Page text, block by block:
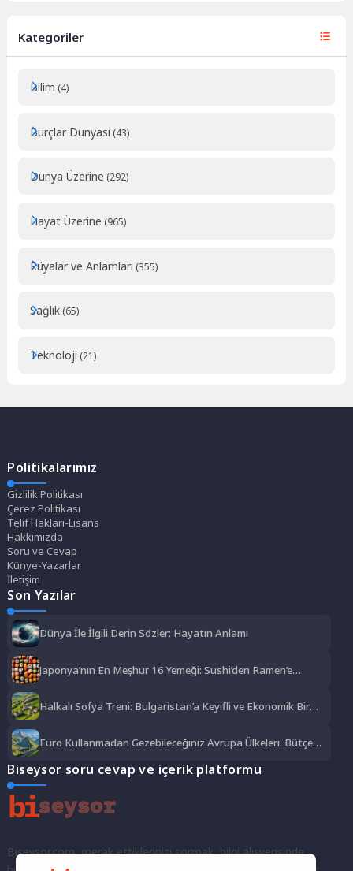
Kategoriler
Bilim (4)
Burçlar Dunyasi (43)
Dünya Üzerine (292)
Hayat Üzerine (965)
Rüyalar ve Anlamları (355)
Sağlık (65)
Teknoloji (21)
Politikalarımız
Gizlilik Politikası
Çerez Politikası
Telif Hakları-Lisans
Hakkımızda
Soru ve Cevap
Künye-Yazarlar
İletişim
Son Yazılar
Dünya İle İlgili Derin Sözler: Hayatın Anlamı
Japonya’nın En Meşhur 16 Yemeği: Sushi’den Ramen’e
Halkalı Sofya Treni: Bulgaristan’a Keyifli ve Ekonomik Bir
Euro Kullanmadan Gezebileceğiniz Avrupa Ülkeleri: Bütçe
Biseysor soru cevap ve içerik platformu
Biseysor.com, merak ettiklerinizi sormak, bilgi alışverişinde